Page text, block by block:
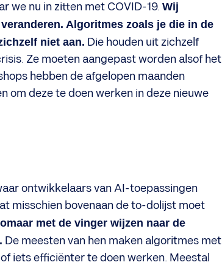
we nu in zitten met COVID-19. Wij
Algoritmes zoals je die in de
niet aan. Die houden uit zichzelf
Ze moeten aangepast worden alsof het
hebben de afgelopen maanden
om deze te doen werken in deze nieuwe
ontwikkelaars van AI-toepassingen
misschien bovenaan de to-dolijst moet
met de vinger wijzen naar de
De meesten van hen maken algoritmes met
iets efficiënter te doen werken. Meestal